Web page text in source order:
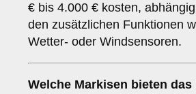
€ bis 4.000 € kosten,
den zusätzlichen Funktionen
Wetter- oder Windsensoren.
Welche Markisen bieten das